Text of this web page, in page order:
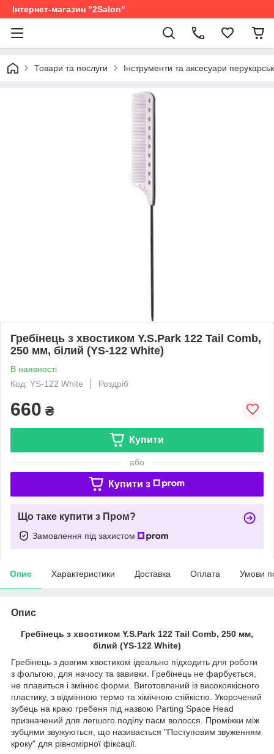
Інтернет-магазин "2Salon"
Товари та послуги Інструменти та аксесуари
Гребінець з хвостиком Y.S.Park 122 Tail Comb,
250 мм, білий (YS-122 White)
В наявності
Код: YS-122 White
Роздріб
660 ₴
Купити
або
Купити з
Що таке купити з Пром?
Замовлення під захистом
Опис Характеристики Доставка Оплата Умови
Опис
Гребінець з хвостиком Y.S.Park 122 Tail Comb, 250 мм,
білий (YS-122 White)
Гребінець з довгим хвостиком ідеально підходить для роботи
з фольгою, для начосу та завивки. Гребінець не фарбується,
не плавиться і змінює форми. Виготовлений із високоякісного
пластику, з відмінною термо та хімічною стійкістю. Укорочений
зубець на краю гребеня під назвою Parting Space Head
призначений для легшого поділу пасм волосся. Проміжки між
зубцями звужуються, що називається "Поступовим звуженням
кроку" для рівномірної фіксації.